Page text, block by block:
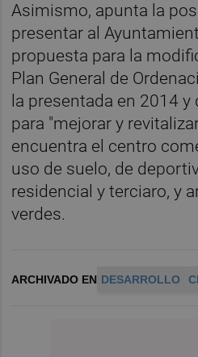
Asimismo, apunta la
presentar al
propuesta para la
Plan General de
la presentada en 2014
para "mejorar y
encuentra el centro
uso de suelo, de
residencial y terciaro, y
verdes.
ARCHIVADO EN DESARROLLO